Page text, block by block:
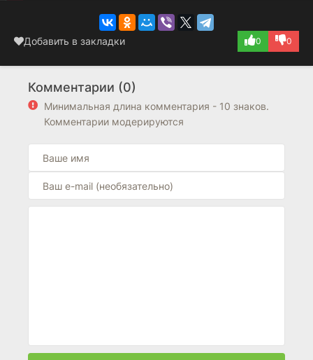
Добавить в закладки 0 0
Комментарии (0)
Минимальная длина комментария - 10 знаков.
Комментарии модерируются